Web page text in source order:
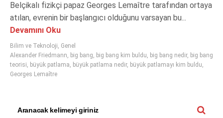
Belçikalı fizikçi papaz Georges Lemaître tarafından ortaya
atılan, evrenin bir başlangıcı olduğunu varsayan bu...
Devamını Oku
Bilim ve Teknoloji, Genel
Alexander Friedmann, big bang, big bang kim buldu, big bang nedir, big bang
teorisi, büyük patlama, büyük patlama nedir, büyük patlamayı kim buldu,
Georges Lemaître